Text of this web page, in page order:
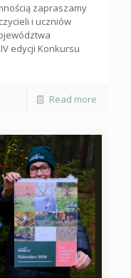
zapraszamy
i uczniów
edycji Konkursu
Read more